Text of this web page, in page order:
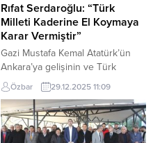
Rıfat Serdaroğlu: “Türk
Milleti Kaderine El Koymaya
Karar Vermiştir”
Gazi Mustafa Kemal Atatürk’ün
Ankara’ya gelişinin ve Türk
milletinin istiklâl mücadelesine
yön veren 27 Aralık 1919’un yıl
dönümünde, Türkiye’nin farklı
kesimlerinden gelen çok sayıda
yurttaş Ankara’da bir araya geldi.
Özbar 29.12.2025 11:09